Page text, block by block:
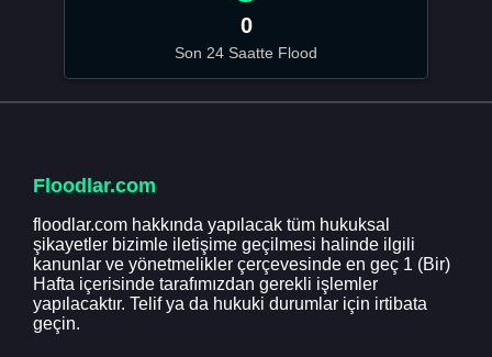
0
Son 24 Saatte Flood
Floodlar.com
floodlar.com hakkında yapılacak tüm hukuksal
şikayetler bizimle iletişime geçilmesi halinde ilgili
kanunlar ve yönetmelikler çerçevesinde en geç 1 (Bir)
Hafta içerisinde tarafımızdan gerekli işlemler
yapılacaktır. Telif ya da hukuki durumlar için irtibata
geçin.